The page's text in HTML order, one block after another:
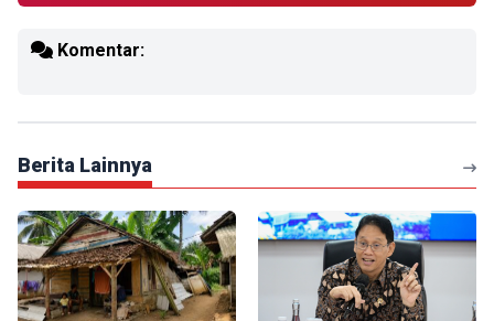
Komentar:
Berita Lainnya